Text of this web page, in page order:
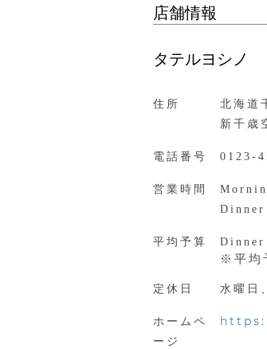
店舗情報
タテルヨシノ
住所
北海道
新千歳
電話番号 0123-
営業時間
平均予算 Dinner
※平均
定休日 水曜日
ホームペ
ージ